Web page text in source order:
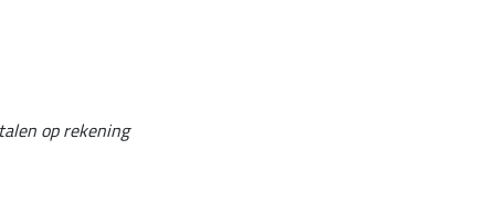
op rekening